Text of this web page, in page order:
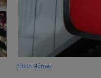
Edith Gómez